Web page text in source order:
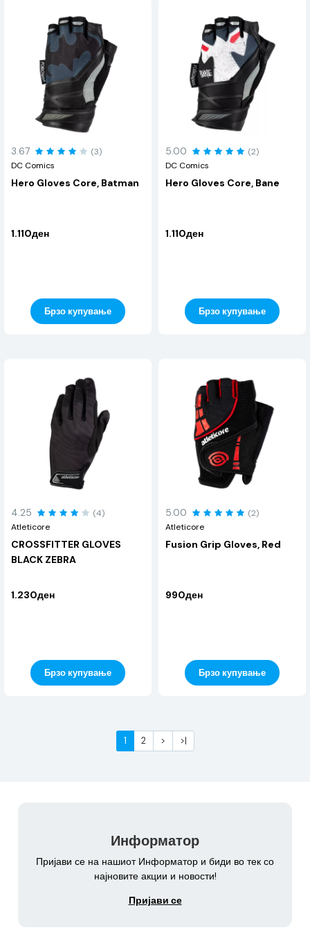
3.67
(3)
DC Comics
Hero Gloves Core, Batman
1.110ден
Брзо купување
5.00
(2)
DC Comics
Hero Gloves Core, Bane
1.110ден
Брзо купување
4.25
(4)
Atleticore
CROSSFITTER GLOVES
BLACK ZEBRA
1.230ден
Брзо купување
5.00
(2)
Atleticore
Fusion Grip Gloves, Red
990ден
Брзо купување
1 2 > >|
Информатор
Пријави се на нашиот Информатор и биди во тек со
најновите акции и новости!
Пријави се